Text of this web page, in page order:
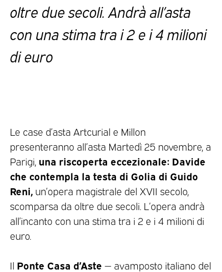
oltre due secoli. Andrà all’asta
con una stima tra i 2 e i 4 milioni
di euro
Le case d’asta Artcurial e Millon
presenteranno all’asta Martedì 25 novembre, a
Parigi, una riscoperta eccezionale: Davide
che contempla la testa di Golia di Guido
Reni, un’opera magistrale del XVII secolo,
scomparsa da oltre due secoli. L’opera andrà
all’incanto con una stima tra i 2 e i 4 milioni di
euro.
Il Ponte Casa d’Aste — avamposto italiano del